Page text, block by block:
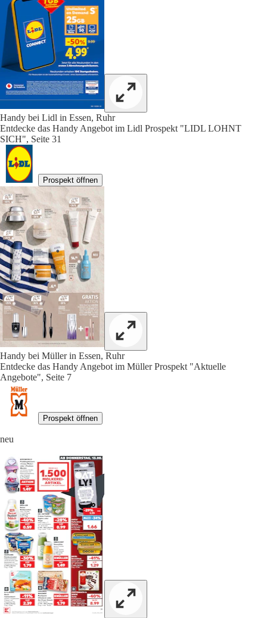
Handy bei Lidl in Essen, Ruhr
Entdecke das Handy Angebot im Lidl Prospekt "LIDL LOHNT
SICH", Seite 31
Prospekt öffnen
Handy bei Müller in Essen, Ruhr
Entdecke das Handy Angebot im Müller Prospekt "Aktuelle
Angebote", Seite 7
Prospekt öffnen
neu